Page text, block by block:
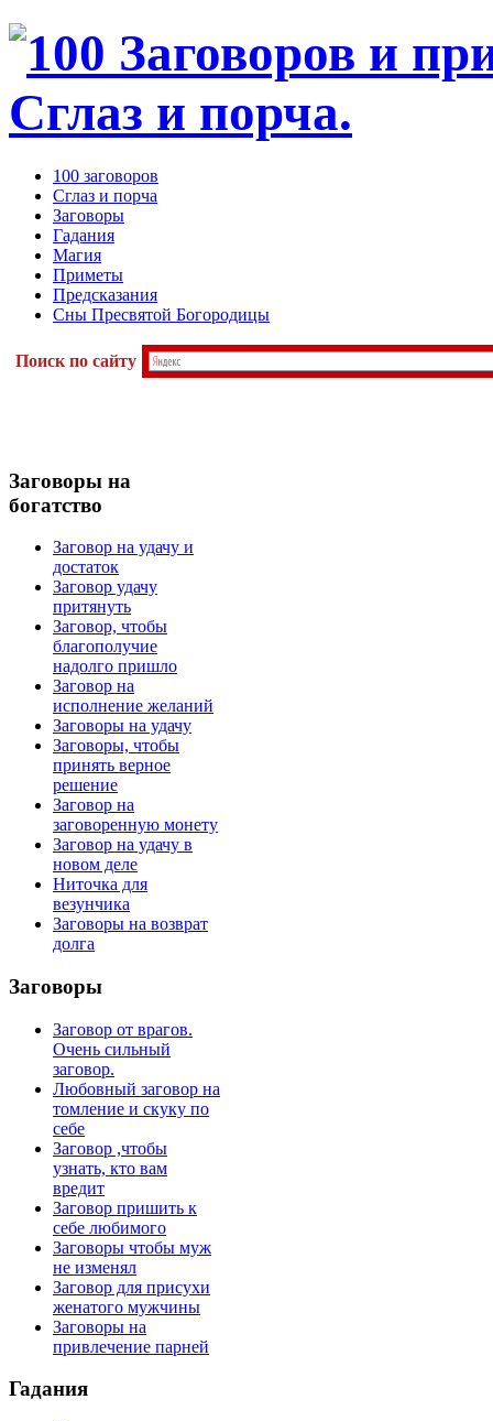
100 заговоров
Сглаз и порча
Заговоры
Гадания
Магия
Приметы
Предсказания
Сны Пресвятой Богородицы
Поиск по сайту
Заговоры на
богатство
Заговор на удачу и
достаток
Заговор удачу
притянуть
Заговор, чтобы
благополучие
надолго пришло
Заговор на
исполнение желаний
Заговоры на удачу
Заговоры, чтобы
принять верное
решение
Заговор на
заговоренную монету
Заговор на удачу в
новом деле
Ниточка для
везунчика
Заговоры на возврат
долга
Заговоры
Заговор от врагов.
Очень сильный
заговор.
Любовный заговор на
томление и скуку по
себе
Заговор ,чтобы
узнать, кто вам
вредит
Заговор пришить к
себе любимого
Заговоры чтобы муж
не изменял
Заговор для присухи
женатого мужчины
Заговоры на
привлечение парней
Гадания